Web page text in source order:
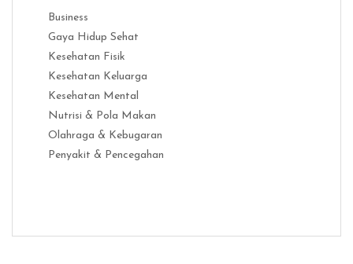
Business
Gaya Hidup Sehat
Kesehatan Fisik
Kesehatan Keluarga
Kesehatan Mental
Nutrisi & Pola Makan
Olahraga & Kebugaran
Penyakit & Pencegahan